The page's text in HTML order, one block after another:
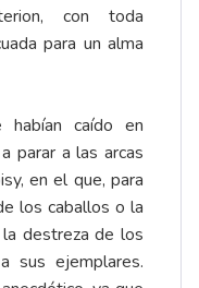
con toda
para un alma
habían caído en
parar a las arcas
en el que, para
los caballos o la
destreza de los
sus ejemplares.